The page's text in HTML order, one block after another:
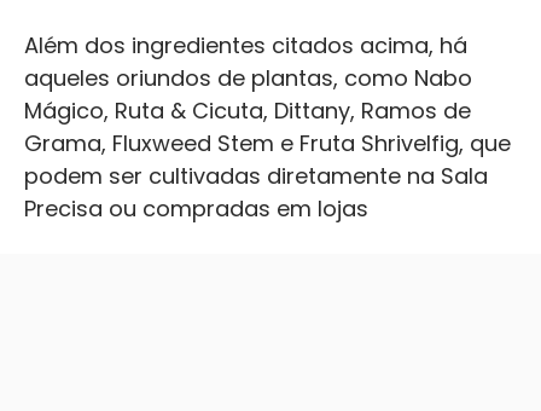
Além dos ingredientes citados acima, há
aqueles oriundos de plantas, como Nabo
Mágico, Ruta & Cicuta, Dittany, Ramos de
Grama, Fluxweed Stem e Fruta Shrivelfig, que
podem ser cultivadas diretamente na Sala
Precisa ou compradas em lojas